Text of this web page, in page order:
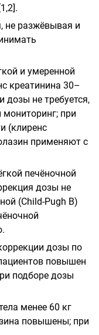
не разжёвывая и
и умеренной
креатинина 30–
не требуется,
при
(клиренс
применяют с
печёночной
дозы не
(Child-Pugh B)
дозы по
повышен
подборе дозы
менее 60 кг
повышены; при